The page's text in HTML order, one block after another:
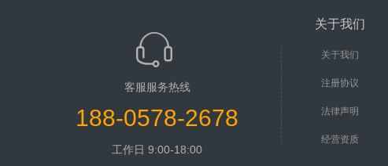
客服服务热线
188-0578-2678
工作日 9:00-18:00
关于我们
关于我们
注册协议
法律声明
经营资质